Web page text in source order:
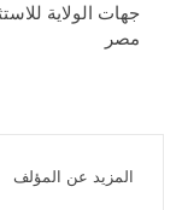
جهات الولاية
مصر
المزيد عن المؤلف